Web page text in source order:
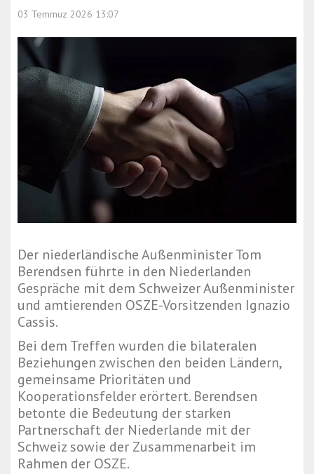
03 Temmuz 2026 13:07
Der niederländische Außenminister Tom
Berendsen führte in den Niederlanden
Gespräche mit dem Schweizer Außenminister
und amtierenden OSZE-Vorsitzenden Ignazio
Cassis.
Bei dem Treffen wurden die bilateralen
Beziehungen zwischen den beiden Ländern,
gemeinsame Prioritäten und
Kooperationsfelder erörtert. Berendsen
betonte die Bedeutung der starken
Partnerschaft der Niederlande mit der
Schweiz sowie der Zusammenarbeit im
Rahmen der OSZE.